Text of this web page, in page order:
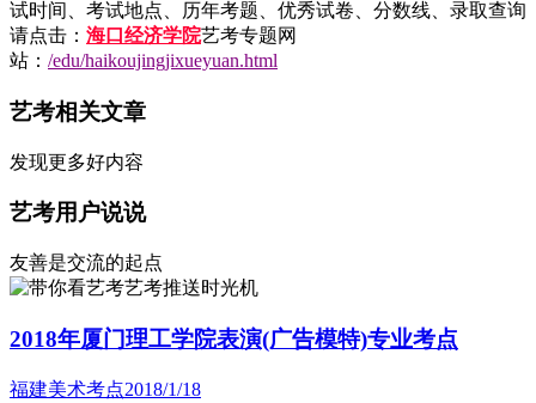
试时间、考试地点、历年考题、优秀试卷、分数线、录取查询
请点击： 海口经济学院艺考专题网
站： /edu/haikoujingjixueyuan.html
艺考相关文章
发现更多好内容
艺考用户说说
友善是交流的起点
艺考推送时光机
2018年厦门理工学院表演(广告模特)专业考点
福建美术考点2018/1/18